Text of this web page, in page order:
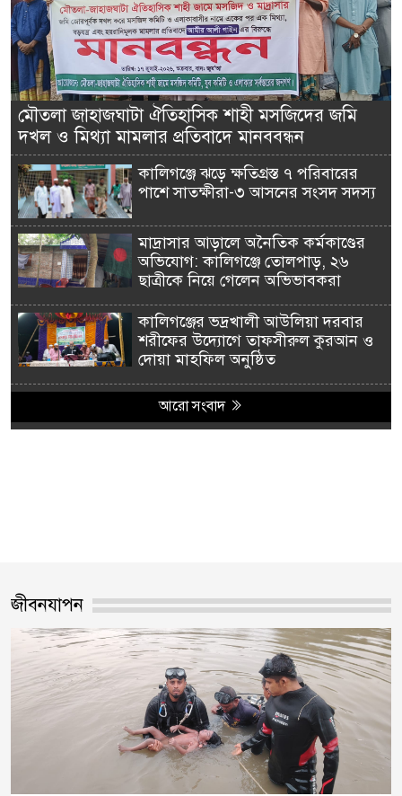
মৌতলা জাহাজঘাটা ঐতিহাসিক শাহী মসজিদের জমি
দখল ও মিথ্যা মামলার প্রতিবাদে মানববন্ধন
কালিগঞ্জে ঝড়ে ক্ষতিগ্রস্ত ৭ পরিবারের
পাশে সাতক্ষীরা-৩ আসনের সংসদ সদস্য
মাদ্রাসার আড়ালে অনৈতিক কর্মকাণ্ডের
অভিযোগ: কালিগঞ্জে তোলপাড়, ২৬
ছাত্রীকে নিয়ে গেলেন অভিভাবকরা
কালিগঞ্জের ভদ্রখালী আউলিয়া দরবার
শরীফের উদ্যোগে তাফসীরুল কুরআন ও
দোয়া মাহফিল অনুষ্ঠিত
আরো সংবাদ
জীবনযাপন